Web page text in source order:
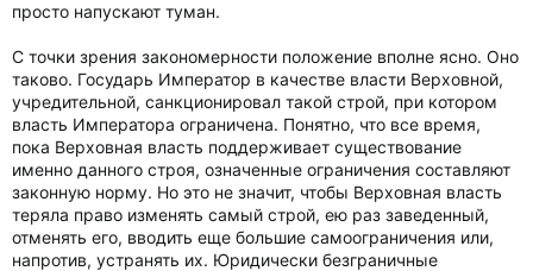
просто напускают туман.
С точки зрения закономерности положение вполне ясно. Оно
таково. Государь Император в качестве власти Верховной,
учредительной, санкционировал такой строй, при котором
власть Императора ограничена. Понятно, что все время,
пока Верховная власть поддерживает существование
именно данного строя, означенные ограничения составляют
законную норму. Но это не значит, чтобы Верховная власть
теряла право изменять самый строй, ею раз заведенный,
отменять его, вводить еще большие самоограничения или,
напротив, устранять их. Юридически безграничные